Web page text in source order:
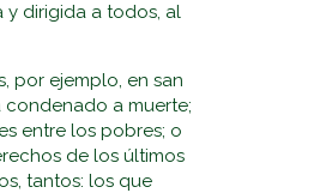
y dirigida a todos, al
por ejemplo, en san
a muerte;
entre los pobres; o
de los últimos
tantos: los que